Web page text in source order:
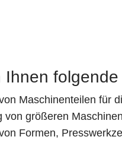
Ihnen
Maschinenteilen für
von größeren
Formen,